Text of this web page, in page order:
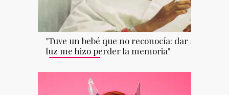
"Tuve un bebé que no reconocía: dar a
luz me hizo perder la memoria"